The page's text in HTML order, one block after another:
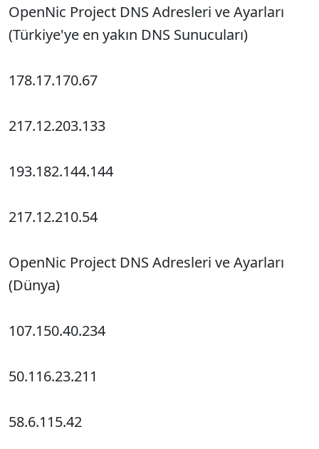
OpenNic Project DNS Adresleri ve Ayarları
(Türkiye'ye en yakın DNS Sunucuları)
178.17.170.67
217.12.203.133
193.182.144.144
217.12.210.54
OpenNic Project DNS Adresleri ve Ayarları
(Dünya)
107.150.40.234
50.116.23.211
58.6.115.42